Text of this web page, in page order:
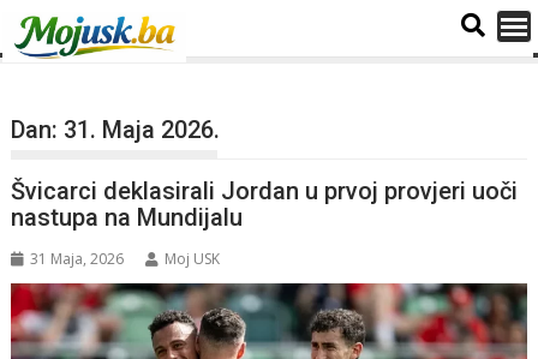
Dan: 31. Maja 2026.
Švicarci deklasirali Jordan u prvoj provjeri uoči
nastupa na Mundijalu
31 Maja, 2026 Moj USK